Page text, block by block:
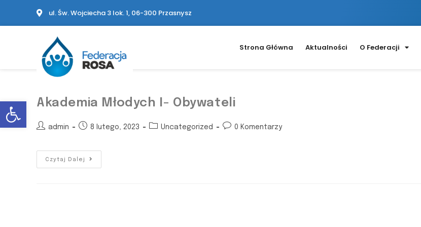
Open toolbar
ul. Św. Wojciecha 3 lok. 1, 06-300 Przasnysz
Strona Główna Aktualności O Federacji
Akademia Młodych I- Obywateli
admin 8 lutego, 2023 Uncategorized 0 Komentarzy
Czytaj Dalej